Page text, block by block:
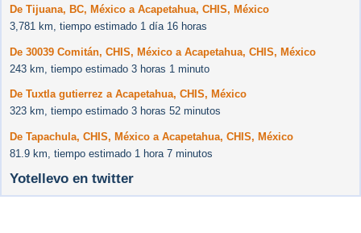
De Tijuana, BC, México a Acapetahua, CHIS, México
3,781 km, tiempo estimado 1 día 16 horas
De 30039 Comitán, CHIS, México a Acapetahua, CHIS, México
243 km, tiempo estimado 3 horas 1 minuto
De Tuxtla gutierrez a Acapetahua, CHIS, México
323 km, tiempo estimado 3 horas 52 minutos
De Tapachula, CHIS, México a Acapetahua, CHIS, México
81.9 km, tiempo estimado 1 hora 7 minutos
Yotellevo en twitter